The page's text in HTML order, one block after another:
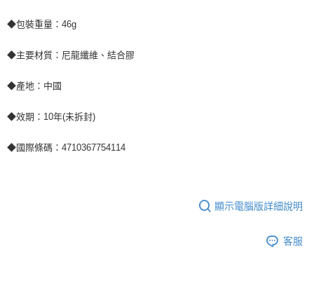
◆包裝重量：46g
◆主要材質：尼龍纖維、結合膠
◆產地：中國
◆效期：10年(未拆封)
◆國際條碼：4710367754114
顯示電腦版詳細說明
客服